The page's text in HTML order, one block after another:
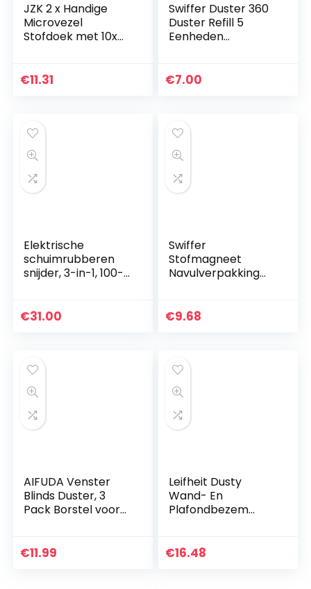
JZK 2 x Handige
Microvezel
Stofdoek met 10x
voor Jaloezieën PC
€11.31
Swiffer Duster 360
Duster Refill 5
Eenheden
€7.00
Elektrische
schuimrubberen
snijder, 3-in-1, 100-
snijmachine voor
€31.00
Swiffer
Stofmagneet
Navulverpakking
€9.68
AIFUDA Venster
Blinds Duster, 3
Pack Borstel voor
Stofafscheider
€11.99
Leifheit Dusty
Wand- En
Plafondbezem
Gevormde
€16.48